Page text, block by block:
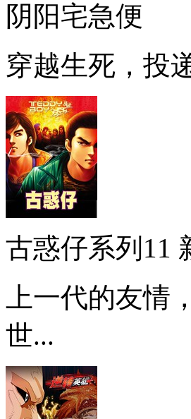
阴阳宅急便
穿越生死，投
古惑仔系列11
上一代的友情
世...